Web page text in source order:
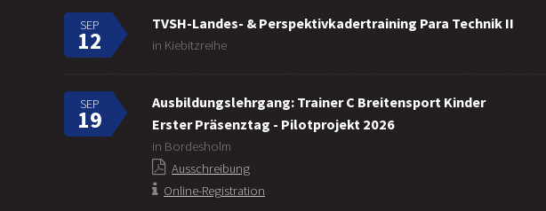
SEP
12
TVSH-Landes- & Perspektivkadertraining Para Technik II
in Kiebitzreihe
SEP
19
Ausbildungslehrgang: Trainer C Breitensport Kinder
Erster Präsenztag - Pilotprojekt 2026
in Bordesholm
Ausschreibung
Online-Registration